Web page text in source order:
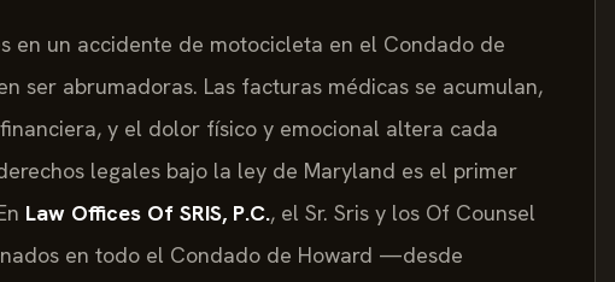
en un accidente de motocicleta en el Condado de
ser abrumadoras. Las facturas médicas se acumulan,
y el dolor físico y emocional altera cada
legales bajo la ley de Maryland es el primer
Law Offices Of SRIS, P.C., el Sr. Sris y los Of Counsel
en todo el Condado de Howard —desde